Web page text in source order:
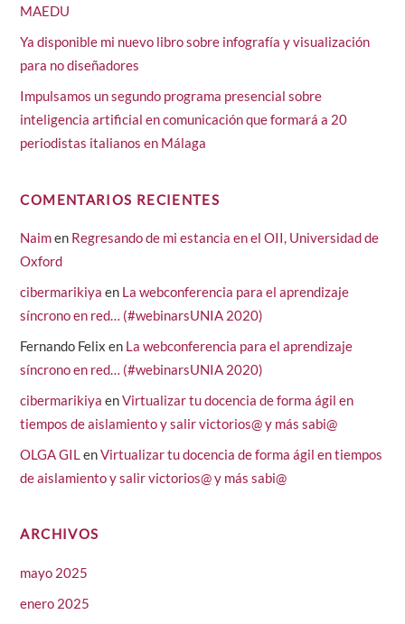
MAEDU
Ya disponible mi nuevo libro sobre infografía y visualización
para no diseñadores
Impulsamos un segundo programa presencial sobre
inteligencia artificial en comunicación que formará a 20
periodistas italianos en Málaga
COMENTARIOS RECIENTES
Naimen Regresando de mi estancia en el OII, Universidad de
Oxford
cibermarikiya en La webconferencia para el aprendizaje
síncrono en red… (#webinarsUNIA 2020)
Fernando Felix en La webconferencia para el aprendizaje
síncrono en red… (#webinarsUNIA 2020)
cibermarikiya enVirtualizar tu docencia de forma ágil en
tiempos de aislamiento y salir victorios@ y más sabi@
OLGA GILenVirtualizar tu docencia de forma ágil en tiempos
de aislamiento y salir victorios@ y más sabi@
ARCHIVOS
mayo 2025
enero 2025